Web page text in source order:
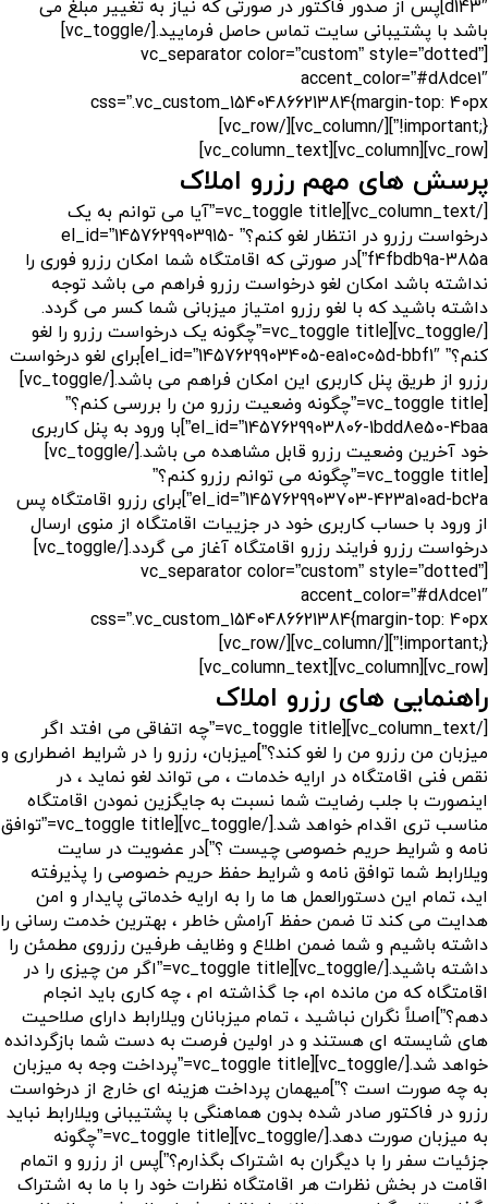
d143″]پس از صدور فاکتور در صورتی که نیاز به تغییر مبلغ می
باشد با پشتیبانی سایت تماس حاصل فرمایید.[/vc_toggle]
[vc_separator color=”custom” style=”dotted”
accent_color=”#d8dce1″
css=”.vc_custom_1540486621384{margin-top: 40px
!important;}”][/vc_column][/vc_row]
[vc_row][vc_column][vc_column_text]
پرسش های مهم رزرو املاک
[/vc_column_text][vc_toggle title=”آیا می توانم به یک
درخواست رزرو در انتظار لغو کنم؟” el_id=”1457629903915-
f4fbdb9a-385a”]در صورتی که اقامتگاه شما امکان رزرو فوری را
نداشته باشد امکان لغو درخواست رزرو فراهم می باشد توجه
داشته باشید که با لغو رزرو امتیاز میزبانی شما کسر می گردد.
[/vc_toggle][vc_toggle title=”چگونه یک درخواست رزرو را لغو
کنم؟” el_id=”1457629903405-ea10c05d-bbf1″]برای لغو درخواست
رزرو از طریق پنل کاربری این امکان فراهم می باشد.[/vc_toggle]
[vc_toggle title=”چگونه وضعیت رزرو من را بررسی کنم؟”
el_id=”1457629903806-1bdd8e50-4baa”]با ورود به پنل کاربری
خود آخرین وضعیت رزرو قابل مشاهده می باشد.[/vc_toggle]
[vc_toggle title=”چگونه می توانم رزرو کنم؟”
el_id=”1457629903703-423a10ad-bc2a”]برای رزرو اقامتگاه پس
از ورود با حساب کاربری خود در جزییات اقامتگاه از منوی ارسال
درخواست رزرو فرایند رزرو اقامتگاه آغاز می گردد.[/vc_toggle]
[vc_separator color=”custom” style=”dotted”
accent_color=”#d8dce1″
css=”.vc_custom_1540486621384{margin-top: 40px
!important;}”][/vc_column][/vc_row]
[vc_row][vc_column][vc_column_text]
راهنمایی های رزرو املاک
[/vc_column_text][vc_toggle title=”چه اتفاقی می افتد اگر
میزبان من رزرو من را لغو کند؟”]میزبان، رزرو را در شرایط اضطراری و
نقص فنی اقامتگاه در ارایه خدمات ، می تواند لغو نماید ، در
اینصورت با جلب رضایت شما نسبت به جایگزین نمودن اقامتگاه
مناسب تری اقدام خواهد شد.[/vc_toggle][vc_toggle title=”توافق
نامه و شرایط حریم خصوصی چیست ؟”]در عضویت در سایت
ویلارابط شما توافق نامه و شرایط حفظ حریم خصوصی را پذیرفته
اید، تمام این دستورالعمل ها ما را به ارایه خدماتی پایدار و امن
هدایت می کند تا ضمن حفظ آرامش خاطر ، بهترین خدمت رسانی را
داشته باشیم و شما ضمن اطلاع و وظایف طرفین رزروی مطمئن را
داشته باشید.[/vc_toggle][vc_toggle title=”اگر من چیزی را در
اقامتگاه که من مانده ام، جا گذاشته ام ، چه کاری باید انجام
دهم؟”]اصلاً نگران نباشید ، تمام میزبانان ویلارابط دارای صلاحیت
های شایسته ای هستند و در اولین فرصت به دست شما بازگردانده
خواهد شد.[/vc_toggle][vc_toggle title=”پرداخت وجه به میزبان
به چه صورت است ؟”]میهمان پرداخت هزینه ای خارج از درخواست
رزرو در فاکتور صادر شده بدون هماهنگی با پشتیبانی ویلارابط نباید
به میزبان صورت دهد.[/vc_toggle][vc_toggle title=”چگونه
جزئیات سفر را با دیگران به اشتراک بگذارم؟”]پس از رزرو و اتمام
اقامت در بخش نظرات هر اقامتگاه نظرات خود را با ما به اشتراک